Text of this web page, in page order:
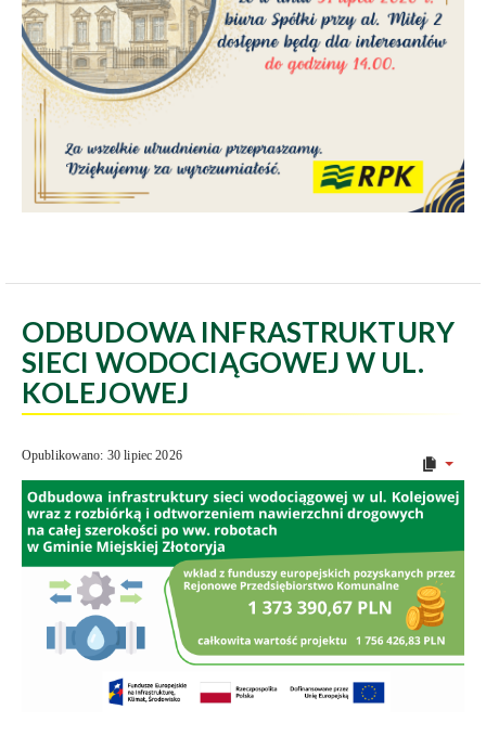
ODBUDOWA INFRASTRUKTURY
SIECI WODOCIĄGOWEJ W UL.
KOLEJOWEJ
Opublikowano: 30 lipiec 2026